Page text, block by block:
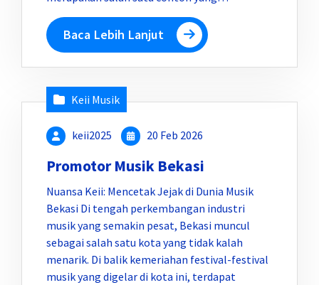
Baca Lebih Lanjut
Keii Musik
keii2025 20 Feb 2026
Promotor Musik Bekasi
Nuansa Keii: Mencetak Jejak di Dunia Musik
Bekasi Di tengah perkembangan industri
musik yang semakin pesat, Bekasi muncul
sebagai salah satu kota yang tidak kalah
menarik. Di balik kemeriahan festival-festival
musik yang digelar di kota ini, terdapat